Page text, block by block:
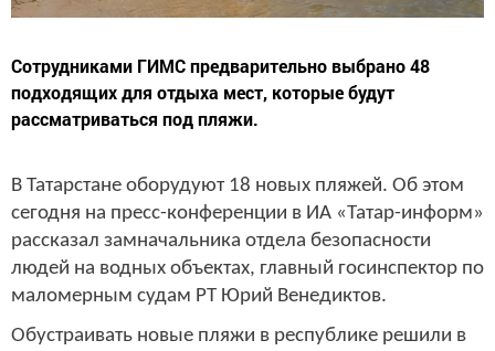
Сотрудниками ГИМС предварительно выбрано 48
подходящих для отдыха мест, которые будут
рассматриваться под пляжи.
В Татарстане оборудуют 18 новых пляжей. Об этом
сегодня на пресс-конференции в ИА «Татар-информ»
рассказал замначальника отдела безопасности
людей на водных объектах, главный госинспектор по
маломерным судам РТ Юрий Венедиктов.
Обустраивать новые пляжи в республике решили в